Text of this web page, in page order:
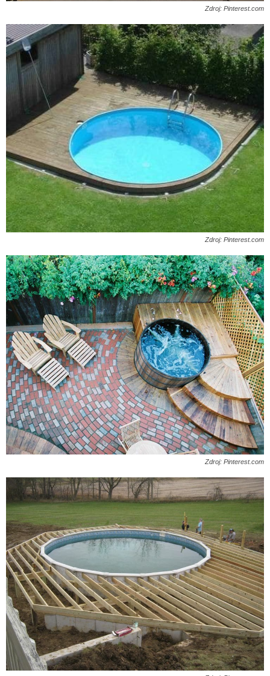
Zdroj: Pinterest.com
Zdroj: Pinterest.com
Zdroj: Pinterest.com